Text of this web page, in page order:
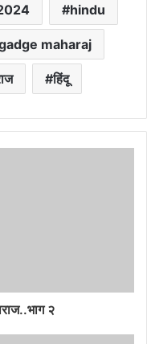
hindu
maharaj
हिंदू
२